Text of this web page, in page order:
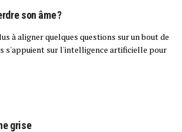
son âme ?
à aligner quelques questions sur un bout de
s'appuient sur l'intelligence artificielle pour
grise